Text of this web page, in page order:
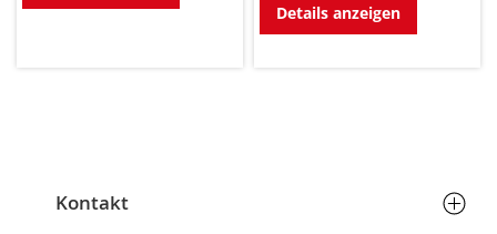
Details anzeigen
Kontakt